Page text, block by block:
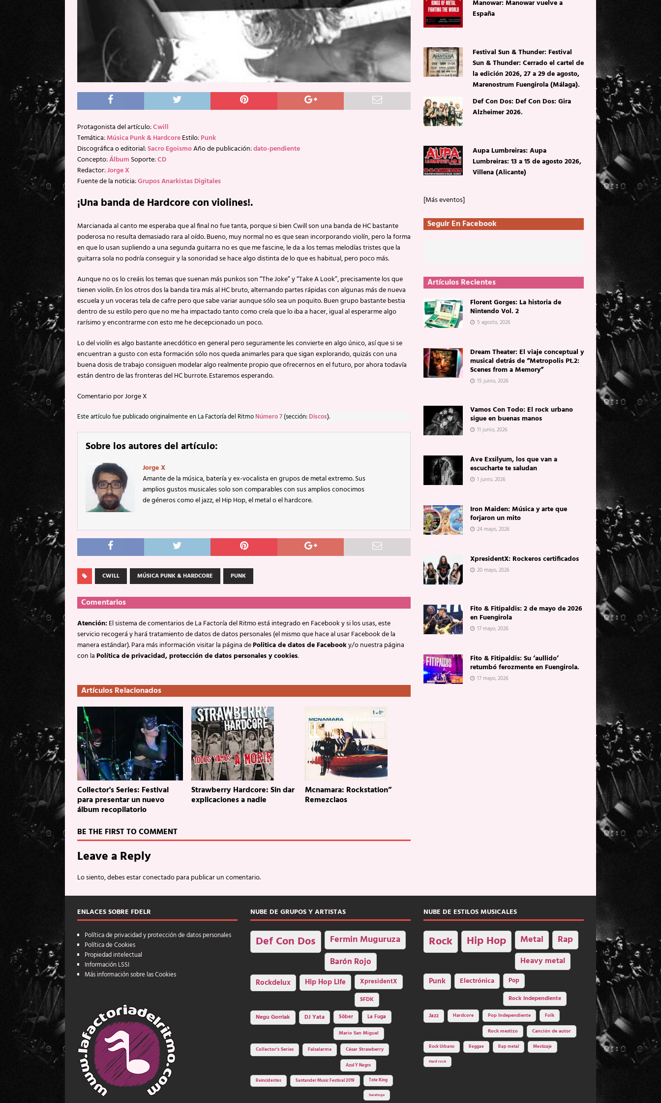
Protagonista del artículo:Cwill
Temática:Música Punk & HardcoreEstilo:Punk
Discográfica o editorial:Sacro EgoismoAño de publicación:dato-pendiente
Concepto:Álbum Soporte:CD
Redactor:Jorge X
Fuente de la noticia:Grupos Anarkistas Digitales
¡Una banda de Hardcore con violines!.
Marcianada al canto me esperaba que al final no fue tanta, porque si bien Cwill son una banda de HC bastante
poderosa no resulta demasiado rara al oído. Bueno, muy normal no es que sean incorporando violín, pero la forma
en que lo usan supliendo a una segunda guitarra no es que me fascine, le da a los temas melodías tristes que la
guitarra sola no podría conseguir y la sonoridad se hace algo distinta de lo que es habitual, pero poco más.
Aunque no os lo creáis los temas que suenan más punkos son “The Joke” y “Take A Look”, precisamente los que
tienen violín. En los otros dos la banda tira más al HC bruto, alternando partes rápidas con algunas más de nueva
escuela y un voceras tela de cafre pero que sabe variar aunque sólo sea un poquito. Buen grupo bastante bestia
dentro de su estilo pero que no me ha impactado tanto como creía que lo iba a hacer, igual al esperarme algo
rarísimo y encontrarme con esto me he decepcionado un poco.
Lo del violín es algo bastante anecdótico en general pero seguramente les convierte en algo único, así que si se
encuentran a gusto con esta formación sólo nos queda animarles para que sigan explorando, quizás con una
buena dosis de trabajo consiguen modelar algo realmente propio que ofrecernos en el futuro, por ahora todavía
están dentro de las fronteras del HC burrote. Estaremos esperando.
Comentario por Jorge X
Este artículo fue publicado originalmente en La Factoría del Ritmo Número 7 (sección: Discos).
Sobre los autores del artículo:
Jorge X
Amante de la música, batería y ex-vocalista en grupos de metal extremo. Sus
amplios gustos musicales solo son comparables con sus amplios conocimos
de géneros como el jazz, el Hip Hop, el metal o el hardcore.
CWILL MÚSICA PUNK & HARDCORE PUNK
Comentarios
Atención:El sistema de comentarios de La Factoría del Ritmo está integrado en Facebook y si los usas, este
servicio recogerá y hará tratamiento de datos de datos personales (el mismo que hace al usar Facebook de la
manera estándar). Para más información visitar la página dePolitica de datos de Facebooky/o nuestra página
con laPolítica de privacidad, protección de datos personales y cookies.
Artículos Relacionados
Collector's Series: Festival
para presentar un nuevo
álbum recopilatorio
Strawberry Hardcore: Sin dar
explicaciones a nadie
Mcnamara: Rockstation”
Remezclaos
BE THE FIRST TO COMMENT
Leave a Reply
Lo siento, debes estarconectadopara publicar un comentario.
Manowar: Manowar vuelve a
España
Festival Sun & Thunder: Festival
Sun & Thunder: Cerrado el cartel de
la edición 2026, 27 a 29 de agosto,
Marenostrum Fuengirola (Málaga).
Def Con Dos: Def Con Dos: Gira
Alzheimer 2026.
Aupa Lumbreiras: Aupa
Lumbreiras: 13 a 15 de agosto 2026,
Villena (Alicante)
[Más eventos]
Seguir En Facebook
Artículos Recientes
Florent Gorges: La historia de
Nintendo Vol. 2
5 agosto, 2026
Dream Theater: El viaje conceptual y
musical detrás de “Metropolis Pt.2:
Scenes from a Memory”
15 junio, 2026
Vamos Con Todo: El rock urbano
sigue en buenas manos
11 junio, 2026
Ave Exsilyum, los que van a
escucharte te saludan
1 junio, 2026
Iron Maiden: Música y arte que
forjaron un mito
24 mayo, 2026
XpresidentX: Rockeros certificados
20 mayo, 2026
Fito & Fitipaldis: 2 de mayo de 2026
en Fuengirola
17 mayo, 2026
Fito & Fitipaldis: Su ‘aullido’
retumbó ferozmente en Fuengirola.
17 mayo, 2026
ENLACES SOBRE FDELR
Política de privacidad y protección de datos personales
Política de Cookies
Propiedad intelectual
Información LSSI
Más información sobre las Cookies
NUBE DE GRUPOS Y ARTISTAS
Def Con Dos Fermin Muguruza
Barón Rojo
Rockdelux Hip Hop Life
XpresidentX
SFDK
Negu Gorriak
DJ Yata Sôber
La Fuga
Mario San Miguel
Collector's Series
Falsalarma César Strawberry
Azul Y Negro
Reincidentes Santander Music Festival 2019 Tote King
Saratoga
NUBE DE ESTILOS MUSICALES
Rock Hip Hop Metal Rap
Heavy metal
Punk Electrónica
Pop
Rock independiente
Jazz Hardcore Pop Independiente Folk
Rock mestizo Canción de autor
Rock Urbano Reggae Rap metal Mestizaje
Hard rock